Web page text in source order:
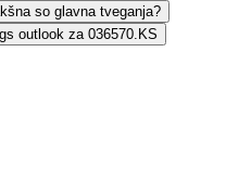
so glavna tveganja?
outlook za 036570.KS